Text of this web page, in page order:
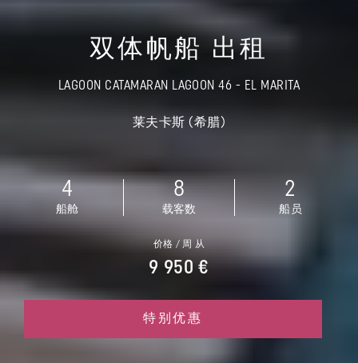
双体帆船 出租
LAGOON CATAMARAN LAGOON 46 - EL MARITA
莱夫卡斯 (希腊)
4
船舱
8
载客数
2
船员
价格 / 周 从
9 950 €
特别优惠